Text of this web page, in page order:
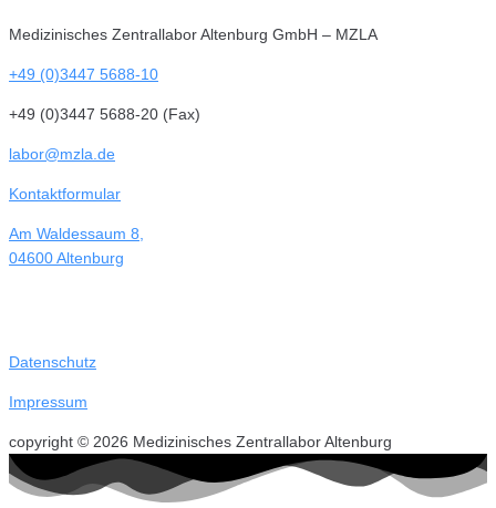
Medizinisches Zentrallabor Altenburg GmbH – MZLA
+49 (0)3447 5688-10
+49 (0)3447 5688-20 (Fax)
labor@mzla.de
Kontaktformular
Am Waldessaum 8,
04600 Altenburg
Datenschutz
Impressum
copyright © 2026 Medizinisches Zentrallabor Altenburg